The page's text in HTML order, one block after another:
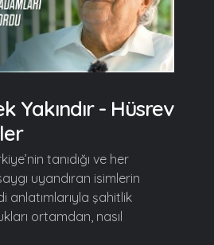
Yakındır - Hüsrev
tanıdığı ve her
uyandıran isimlerin
anlatımlarıyla şahitlik
ortamdan, nasıl